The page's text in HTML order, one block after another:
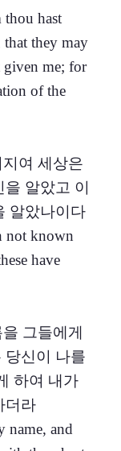
hast
they may
me; for
of the
여 세상은
알았고 이
알았나이다
not known
have
그들에게
당신이 나를
하여 내가
더라
name, and